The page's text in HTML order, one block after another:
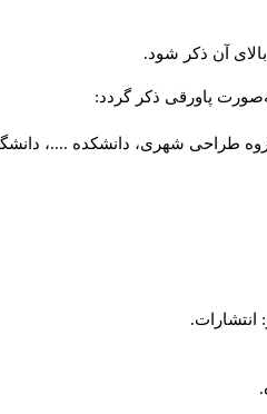
آن ذکر شود.
پاورقی ذکر گردد:
طراحی شهری، دانشکده ....،
انتشارات.